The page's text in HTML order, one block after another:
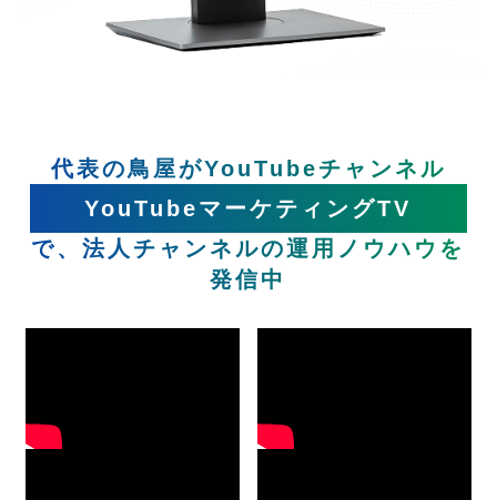
代表の鳥屋がYouTubeチャンネル
YouTubeマーケティングTV
で、法人チャンネルの運用ノウハウを
発信中